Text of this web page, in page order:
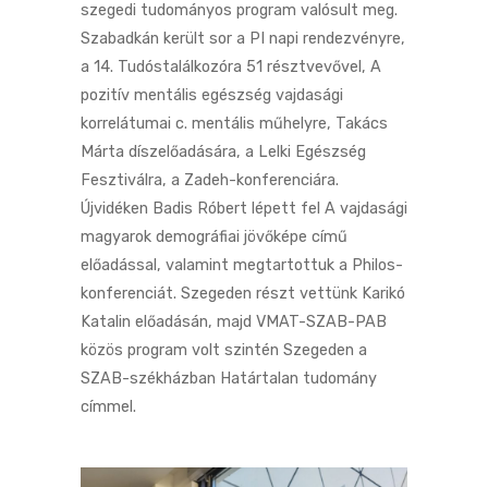
szegedi tudományos program valósult meg.
Szabadkán került sor a PI napi rendezvényre,
a 14. Tudóstalálkozóra 51 résztvevővel, A
pozitív mentális egészség vajdasági
korrelátumai c. mentális műhelyre, Takács
Márta díszelőadására, a Lelki Egészség
Fesztiválra, a Zadeh-konferenciára.
Újvidéken Badis Róbert lépett fel A vajdasági
magyarok demográfiai jövőképe című
előadással, valamint megtartottuk a Philos-
konferenciát. Szegeden részt vettünk Karikó
Katalin előadásán, majd VMAT-SZAB-PAB
közös program volt szintén Szegeden a
SZAB-székházban Határtalan tudomány
címmel.